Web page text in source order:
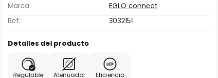
Marca
EGLO connect
Ref.:
3032151
Detalles del producto
Regulable
Atenuador
Eficiencia